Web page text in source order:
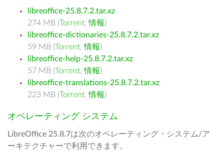
libreoffice-25.8.7.2.tar.xz
274 MB (Torrent,情報)
libreoffice-dictionaries-25.8.7.2.tar.xz
59 MB (Torrent,情報)
libreoffice-help-25.8.7.2.tar.xz
57 MB (Torrent,情報)
libreoffice-translations-25.8.7.2.tar.xz
223 MB (Torrent,情報)
オペレーティング システム
LibreOffice 25.8.7は次のオペレーティング・システム/ア
ーキテクチャーで利用できます。